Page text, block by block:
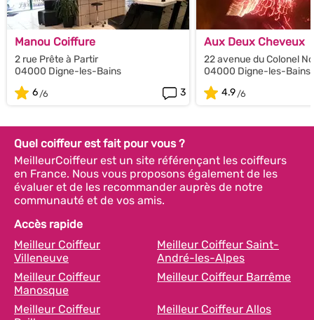
Manou Coiffure
2 rue Prête à Partir
04000 Digne-les-Bains
6
3
Aux Deux Cheveux
22 avenue du Colonel
04000 Digne-les-Bains
4.9
Quel coiffeur est fait pour vous ?
MeilleurCoiffeur est un site référençant les coiffeurs
en France. Nous vous proposons également de les
évaluer et de les recommander auprès de notre
communauté et de vos amis.
Accès rapide
Meilleur Coiffeur
Villeneuve
Meilleur Coiffeur Saint-
André-les-Alpes
Meilleur Coiffeur
Manosque
Meilleur Coiffeur Barrême
Meilleur Coiffeur
Meilleur Coiffeur Allos